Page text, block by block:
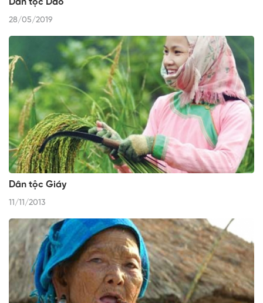
28/05/2019
Dân tộc Giáy
11/11/2013